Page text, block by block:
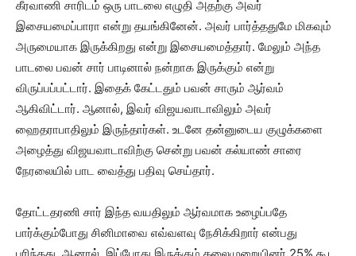
கீரவாணி சாரிடம் ஒரு பாடலை எழுதி அதற்கு அவர்
இசையமைப்பாரா என்று தயங்கினேன். அவர் பார்த்ததுமே மிகவும்
அருமையாக இருக்கிறது என்று இசையமைத்தார். மேலும் அந்த
பாடலை பவன் சார் பாடினால் நன்றாக இருக்கும் என்று
விருப்பப்பட்டார். இதைக் கேட்டதும் பவன் சாரும் ஆர்வம்
ஆகிவிட்டார். ஆனால், இவர் விஜயவாடாவிலும் அவர்
ஹைதராபாதிலும் இருந்தார்கள். உடனே தன்னுடைய குழுக்களை
அழைத்து விஜயவாடாவிற்கு சென்று பவன் கல்யாண் சாரை
நேரலையில் பாட வைத்து பதிவு செய்தார்.
தோட்டதரணி சார் இந்த வயதிலும் ஆர்வமாக உழைப்பதே
பார்க்கும்போது சினிமாவை எவ்வளவு நேசிக்கிறார் என்பது